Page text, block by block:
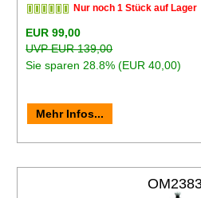
Nur noch 1 Stück auf Lager
EUR 99,00
UVP EUR 139,00
Sie sparen 28.8% (EUR 40,00)
Mehr Infos...